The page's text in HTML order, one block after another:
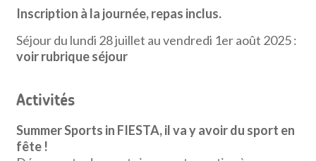
Inscription à la journée, repas inclus.
Séjour du lundi 28 juillet au vendredi 1er août 2025 :
voir rubrique séjour
Activités
Summer Sports in FIESTA, il va y avoir du sport en
fête !